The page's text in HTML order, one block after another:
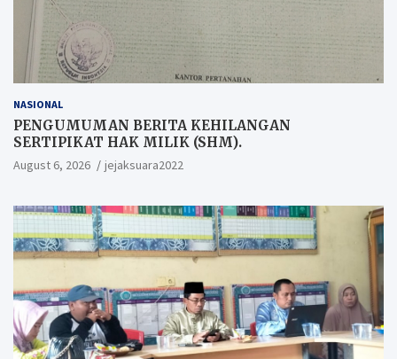
NASIONAL
PENGUMUMAN BERITA KEHILANGAN
SERTIPIKAT HAK MILIK (SHM).
August 6, 2026 jejaksuara2022